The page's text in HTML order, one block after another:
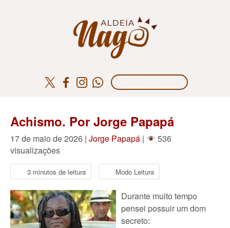
Achismo. Por Jorge Papapá
17 de maio de 2026 | Jorge Papapá |
536
visualizações
3 minutos de leitura Modo Leitura
Durante muito tempo
pensei possuir um dom
secreto: